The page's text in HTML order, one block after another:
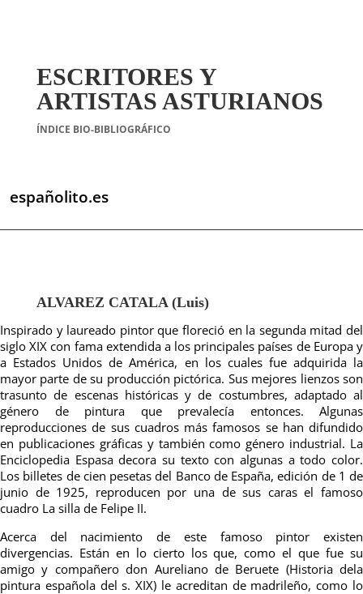
ESCRITORES Y
ARTISTAS ASTURIANOS
ÍNDICE BIO-BIBLIOGRÁFICO
españolito.es
ALVAREZ CATALA (Luis)
Inspirado y laureado pintor que floreció en la segunda mitad del
siglo XIX con fama extendida a los principales países de Europa y
a Estados Unidos de América, en los cuales fue adquirida la
mayor parte de su producción pictórica. Sus mejores lienzos son
trasunto de escenas históricas y de costumbres, adaptado al
género de pintura que prevalecía entonces. Algunas
reproducciones de sus cuadros más famosos se han difundido
en publicaciones gráficas y también como género industrial. La
Enciclopedia Espasa decora su texto con algunas a todo color.
Los billetes de cien pesetas del Banco de España, edición de 1 de
junio de 1925, reproducen por una de sus caras el famoso
cuadro La silla de Felipe II.
Acerca del nacimiento de este famoso pintor existen
divergencias. Están en lo cierto los que, como el que fue su
amigo y compañero don Aureliano de Beruete (Historia dela
pintura española del s. XIX) le acreditan de madrileño, como lo